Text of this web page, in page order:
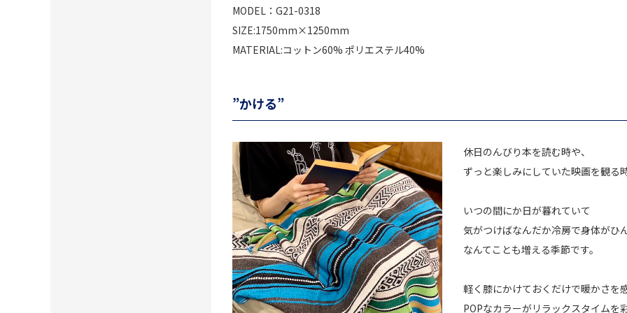
MODEL：G21-0318
SIZE:1750mm×1250mm
MATERIAL:コットン60% ポリエステル40%
”かける”
休日のんびり本を読む時や、
ずっと楽しみにしていた映画を観る時
いつの間にか日が暮れていて
気がつけばなんだか冷房で身体がひ
なんてことも増える季節です。
軽く膝にかけておくだけで暖かさを感
POPなカラーがリラックスタイムを